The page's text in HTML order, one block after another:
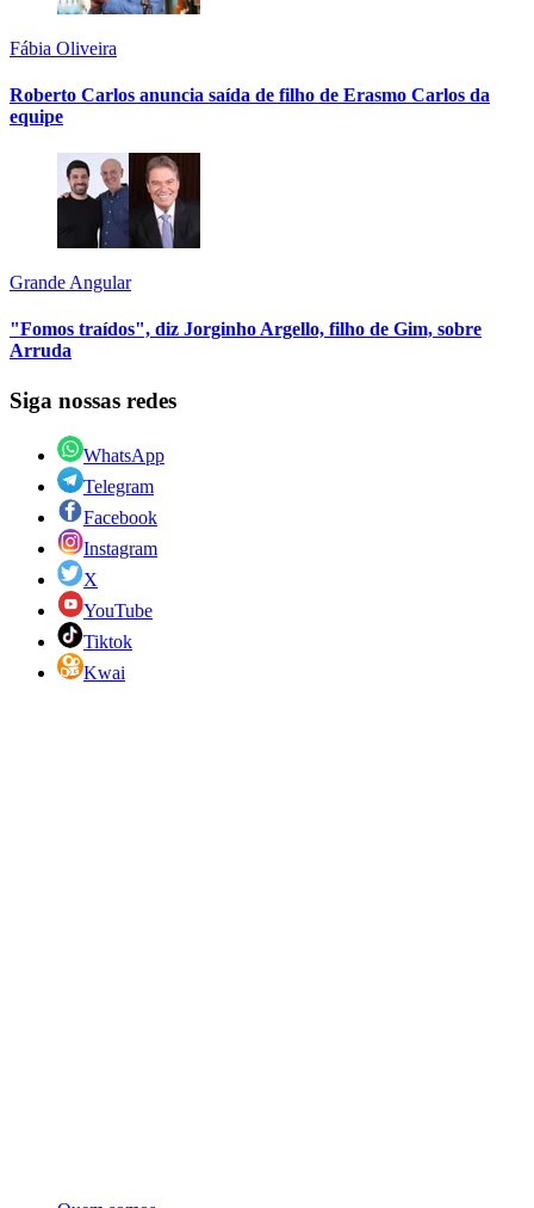
Fábia Oliveira
Roberto Carlos anuncia saída de filho de Erasmo Carlos da
equipe
Grande Angular
"Fomos traídos", diz Jorginho Argello, filho de Gim, sobre
Arruda
Siga nossas redes
WhatsApp
Telegram
Facebook
Instagram
X
YouTube
Tiktok
Kwai